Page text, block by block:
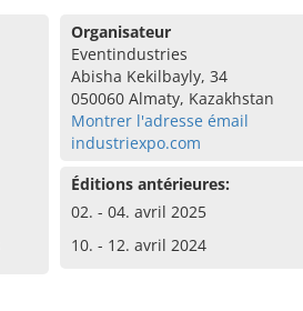
Organisateur
Eventindustries
Abisha Kekilbayly, 34
050060 Almaty, Kazakhstan
Montrer l'adresse émail
industriexpo.com
Éditions antérieures:
02. - 04. avril 2025
10. - 12. avril 2024